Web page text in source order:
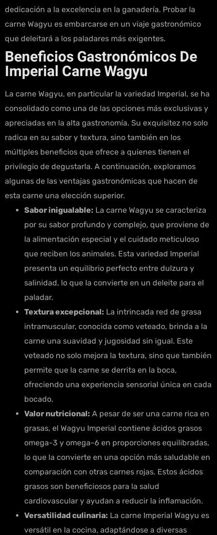
dedicación a la excelencia en la ganadería. Probar la
carne Wagyu es embarcarse en un viaje gastronómico
que deleitará a los paladares más exigentes.
Beneficios Gastronómicos De
Imperial Carne Wagyu
La carne Wagyu, en particular la variedad Imperial, se ha
consolidado como una de las opciones más exclusivas y
apreciadas en la alta gastronomía. Su exquisitez no solo
radica en su sabor y textura, sino también en los
múltiples beneficios que ofrece a quienes tienen el
privilegio de degustarla. A continuación, exploramos
algunas de las ventajas gastronómicas que hacen de
esta carne una elección superior.
Sabor inigualable: La carne Wagyu se caracteriza
por su sabor profundo y complejo, que proviene de
la alimentación especial y el cuidado meticuloso
que reciben los animales. Esta variedad Imperial
presenta un equilibrio perfecto entre dulzura y
salinidad, lo que la convierte en un deleite para el
paladar.
Textura excepcional: La intrincada red de grasa
intramuscular, conocida como veteado, brinda a la
carne una suavidad y jugosidad sin igual. Este
veteado no solo mejora la textura, sino que también
permite que la carne se derrita en la boca,
ofreciendo una experiencia sensorial única en cada
bocado.
Valor nutricional: A pesar de ser una carne rica en
grasas, el Wagyu Imperial contiene ácidos grasos
omega-3 y omega-6 en proporciones equilibradas,
lo que la convierte en una opción más saludable en
comparación con otras carnes rojas. Estos ácidos
grasos son beneficiosos para la salud
cardiovascular y ayudan a reducir la inflamación.
Versatilidad culinaria: La carne Imperial Wagyu es
versátil en la cocina, adaptándose a diversas